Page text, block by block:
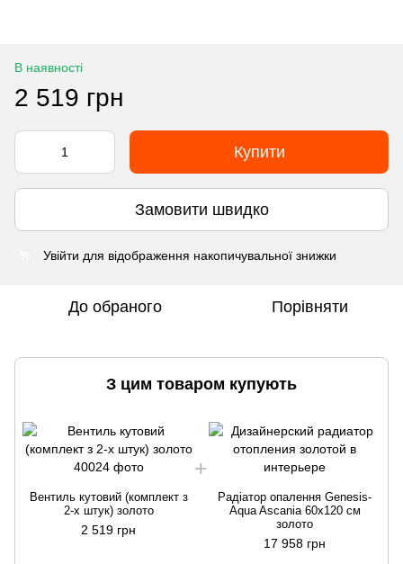
В наявності
2 519 грн
Купити
Замовити швидко
Увійти для відображення накопичувальної знижки
До обраного Порівняти
З цим товаром купують
Вентиль кутовий (комплект з
2-х штук) золото
2 519 грн
Радіатор опалення Genesis-
Aqua Ascania 60х120 см
золото
17 958 грн